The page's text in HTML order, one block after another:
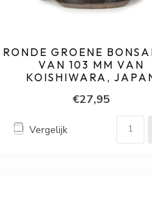
RONDE GROENE
VAN 103 MM VAN
KOISHIWARA,
€27,95
Vergelijk